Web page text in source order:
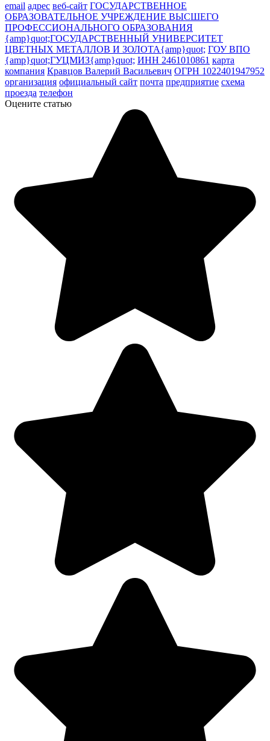
email адрес веб-сайт ГОСУДАРСТВЕННОЕ
ОБРАЗОВАТЕЛЬНОЕ УЧРЕЖДЕНИЕ ВЫСШЕГО
ПРОФЕССИОНАЛЬНОГО ОБРАЗОВАНИЯ
{amp}quot;ГОСУДАРСТВЕННЫЙ УНИВЕРСИТЕТ
ЦВЕТНЫХ МЕТАЛЛОВ И ЗОЛОТА{amp}quot; ГОУ ВПО
{amp}quot;ГУЦМИЗ{amp}quot; ИНН 2461010861 карта
компания Кравцов Валерий Васильевич ОГРН 1022401947952
организация официальный сайт почта предприятие схема
проезда телефон
Оцените статью